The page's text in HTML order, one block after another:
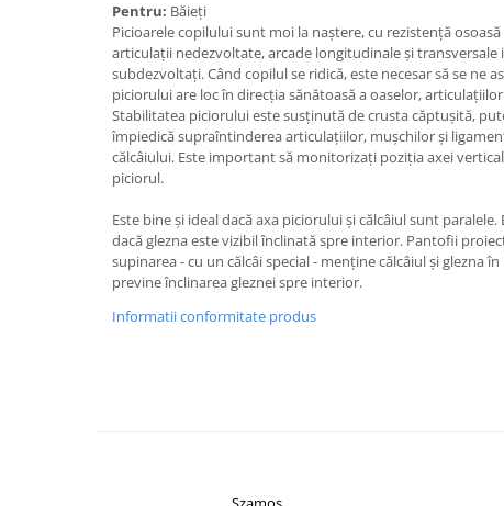
Pentru: Băieți
Picioarele copilului sunt moi la naștere, cu rezistență
articulații nedezvoltate, arcade longitudinale și transversale
subdezvoltați. Când copilul se ridică, este necesar să se ne
piciorului are loc în direcția sănătoasă a oaselor,
Stabilitatea piciorului este susținută de crusta căptușită,
împiedică supraîntinderea articulațiilor, mușchilor și
călcâiului. Este important să monitorizați poziția axei
piciorul.
Este bine și ideal dacă axa piciorului și călcâiul sunt
dacă glezna este vizibil înclinată spre interior. Pantofii
supinarea - cu un călcâi special - menține călcâiul și glezna
previne înclinarea gleznei spre interior.
Informatii conformitate produs